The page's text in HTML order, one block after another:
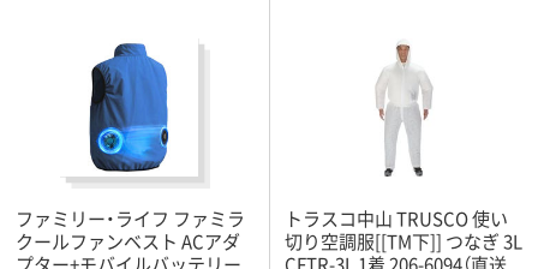
ファミリー・ライフ ファミラ
クールファンベスト ACアダ
プター+モバイルバッテリー
トラスコ中山 TRUSCO 使い
切り空調服[[TM下]] つなぎ 3L
CFTR-3L 1着 206-6094（直送